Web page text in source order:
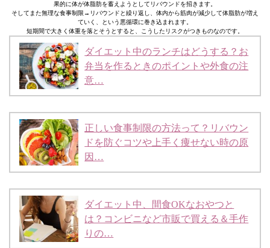
果的に体が体脂肪を蓄えようとしてリバウンドを招きます。
そしてまた無理な食事制限→リバウンドと繰り返し、体内から筋肉が減少して体脂肪が増え
ていく、という悪循環に巻き込まれます。
短期間で大きく体重を落とそうとすると、こうしたリスクがつきものなのです。
ダイエット中のランチはどうする？お
弁当を作るときのポイントや外食の注
意…
正しい食事制限の方法って？リバウン
ドを防ぐコツや上手く痩せない時の原
因…
ダイエット中、間食OKなおやつと
は？コンビニなど市販で買える＆手作
りの…